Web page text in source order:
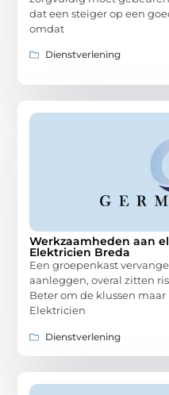
dat een steiger op een
omdat
Dienstverlening
Werkzaamheden aan
Elektricien Breda
Een groepenkast
aanleggen, overal zitten
Beter om de klussen
Elektricien
Dienstverlening